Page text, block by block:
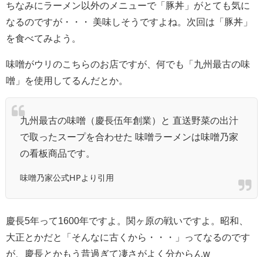
ちなみにラーメン以外のメニューで「豚丼」がとても気に
なるのですが・・・ 美味しそうですよね。次回は「豚丼」
を食べてみよう。
味噌がウリのこちらのお店ですが、何でも「九州最古の味
噌」を使用してるんだとか。
九州最古の味噌（慶長伍年創業）と 直送野菜の出汁
で取ったスープを合わせた 味噌ラーメンは味噌乃家
の看板商品です。
味噌乃家公式HPより引用
慶長5年って1600年ですよ。関ヶ原の戦いですよ。昭和、
大正とかだと「そんなに古くから・・・」ってなるのです
が、慶長とかもう昔過ぎて凄さがよく分からんw